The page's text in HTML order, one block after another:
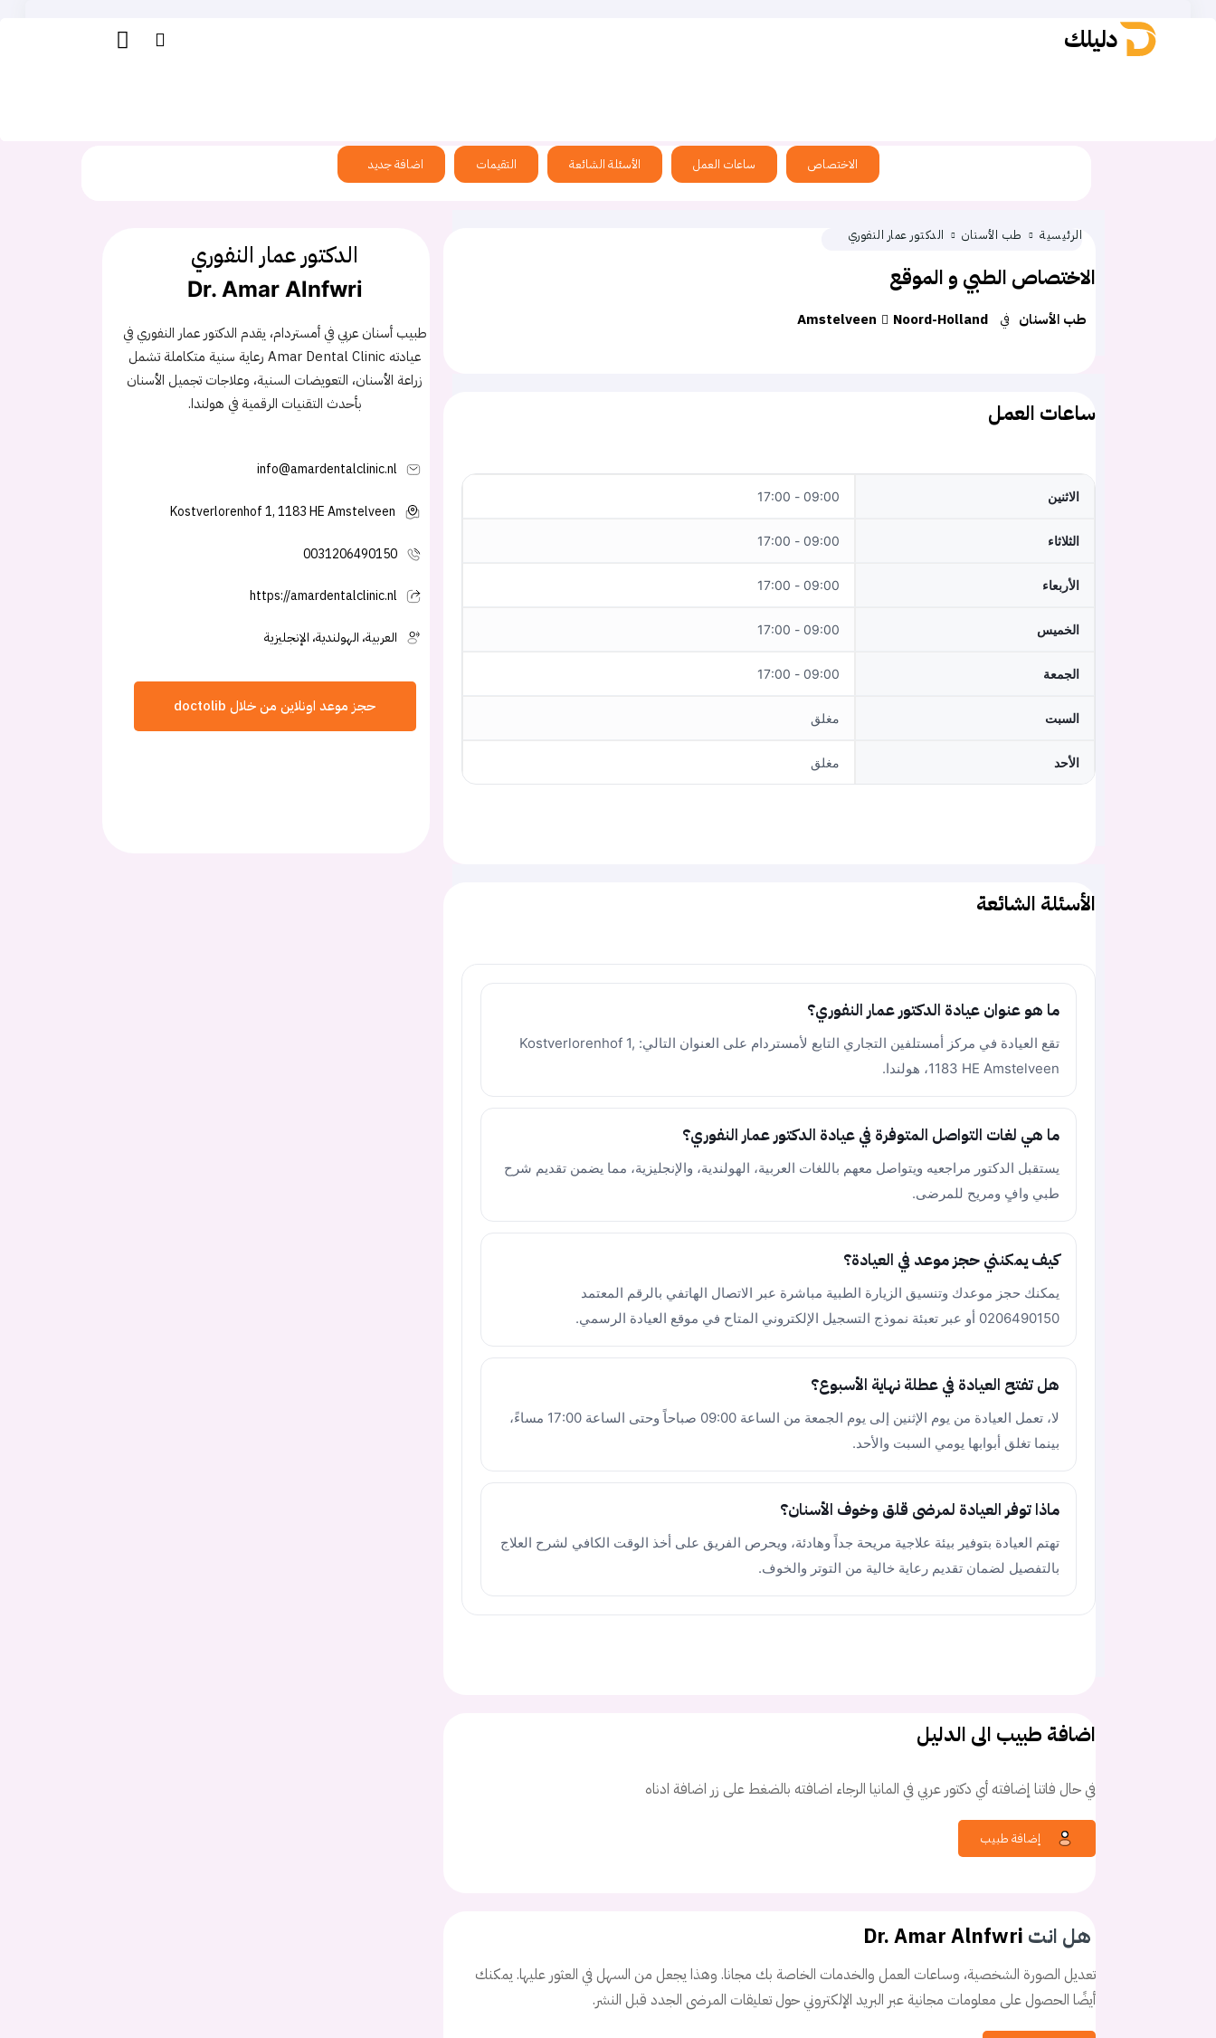
دليلك
الاختصاص ساعات العمل الأسئلة الشائعة التقيمات اضافة جديد
الرئيسية طب الأسنان الدكتور عمار النفوري
الاختصاص الطبي و الموقع
في طب الأسنان Amstelveen Noord-Holland
ساعات العمل
الاثنين 09:00 - 17:00
الثلاثاء 09:00 - 17:00
الأربعاء 09:00 - 17:00
الخميس 09:00 - 17:00
الجمعة 09:00 - 17:00
السبت مغلق
الأحد مغلق
الأسئلة الشائعة
ما هو عنوان عيادة الدكتور عمار النفوري؟
تقع العيادة في مركز أمستلفين التجاري التابع لأمستردام على العنوان التالي: Kostverlorenhof 1,
1183 HE Amstelveen، هولندا.
ما هي لغات التواصل المتوفرة في عيادة الدكتور عمار النفوري؟
يستقبل الدكتور مراجعيه ويتواصل معهم باللغات العربية، الهولندية، والإنجليزية، مما يضمن تقديم شرح
طبي وافٍ ومريح للمرضى.
كيف يمكنني حجز موعد في العيادة؟
يمكنك حجز موعدك وتنسيق الزيارة الطبية مباشرة عبر الاتصال الهاتفي بالرقم المعتمد
0206490150 أو عبر تعبئة نموذج التسجيل الإلكتروني المتاح في موقع العيادة الرسمي.
هل تفتح العيادة في عطلة نهاية الأسبوع؟
لا، تعمل العيادة من يوم الإثنين إلى يوم الجمعة من الساعة 09:00 صباحاً وحتى الساعة 17:00 مساءً،
بينما تغلق أبوابها يومي السبت والأحد.
ماذا توفر العيادة لمرضى قلق وخوف الأسنان؟
تهتم العيادة بتوفير بيئة علاجية مريحة جداً وهادئة، ويحرص الفريق على أخذ الوقت الكافي لشرح العلاج
بالتفصيل لضمان تقديم رعاية خالية من التوتر والخوف.
اضافة طبيب الى الدليل
في حال فاتنا إضافته أي دكتور عربي في المانيا الرجاء اضافته بالضغط على زر اضافة ادناه
هل انت Dr. Amar Alnfwri
تعديل الصورة الشخصية، وساعات العمل والخدمات الخاصة بك مجانا. وهذا يجعل من السهل في العثور عليها. يمكنك
أيضًا الحصول على معلومات مجانية عبر البريد الإلكتروني حول تعليقات المرضى الجدد قبل النشر.
الدكتور عمار النفوري
Dr. Amar Alnfwri
طبيب أسنان عربي في أمستردام، يقدم الدكتور عمار النفوري في
عيادته Amar Dental Clinic رعاية سنية متكاملة تشمل
زراعة الأسنان، التعويضات السنية، وعلاجات تجميل الأسنان
بأحدث التقنيات الرقمية في هولندا.
info@amardentalclinic.nl
Kostverlorenhof 1, 1183 HE Amstelveen
0031206490150
https://amardentalclinic.nl
العربية، الهولندية، الإنجليزية
حجز موعد اونلاين من خلال doctolib